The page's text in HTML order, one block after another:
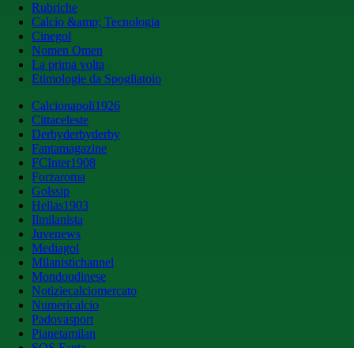
Rubriche
Calcio &amp; Tecnologia
Cinegol
Nomen Omen
La prima volta
Etimologie da Spogliatoio
Calcionapoli1926
Cittaceleste
Derbyderbyderby
Fantamagazine
FCInter1908
Forzaroma
Golssip
Hellas1903
Ilmilanista
Juvenews
Mediagol
Milanistichannel
Mondoudinese
Notiziecalciomercato
Numericalcio
Padovasport
Pianetamilan